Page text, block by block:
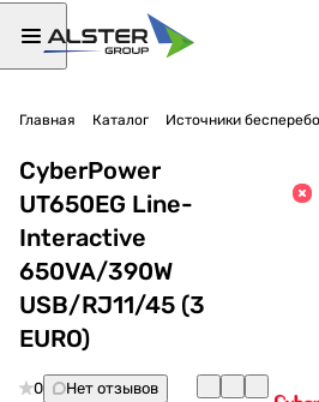
Главная Каталог Источники
CyberPower
UT650EG Line-
Interactive
650VA/390W
USB/RJ11/45 (3
EURO)
0
Нет отзывов